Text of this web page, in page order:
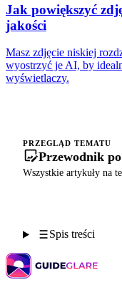
Jak powiększyć
jakości
Masz zdjęcie niskiej
wyostrzyć je AI, by
wyświetlaczy.
PRZEGLĄD TEMATU
Przewodnik
Wszystkie artykuły na
Spis treści